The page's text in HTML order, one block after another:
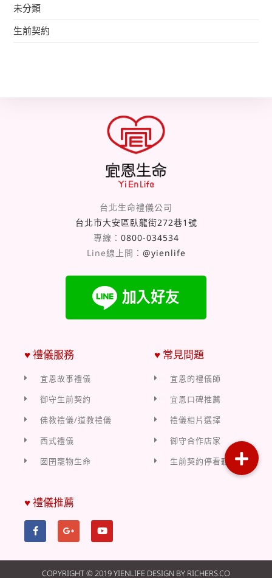
未分類
生前契約
台北生命禮儀公司
台北市大安區臥龍街272巷1號
專線： 0800-034534
Line線上問： @yienlife
♥ 禮儀服務
宜恩故事禮儀
御守生前契約
佛教禮儀/道教禮儀
西式禮儀
囡囝寵物生命
♥ 常見問題
宜恩的禮儀師
宜恩口碑推薦
禮儀相片選擇
御守合作店家
生前契約停看聽
♥ 禮儀推薦
COPYRIGHT © 2019 YIENLIFE DESIGN BY RICHERS.CO